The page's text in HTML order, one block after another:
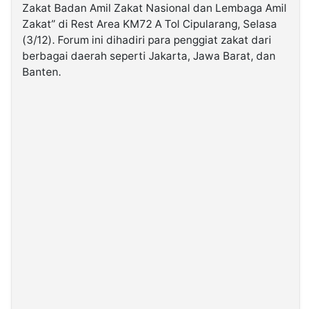
Kabarbaru
Media
Holding
Zakat Badan Amil Zakat Nasional dan Lembaga Amil
Zakat” di Rest Area KM72 A Tol Cipularang, Selasa
(3/12). Forum ini dihadiri para penggiat zakat dari
berbagai daerah seperti Jakarta, Jawa Barat, dan
Banten.